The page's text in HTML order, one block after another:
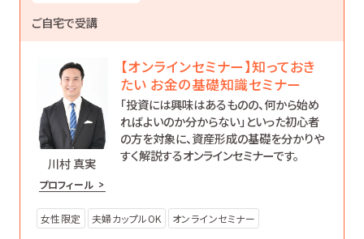
ご自宅で受講
川村 真実
プロフィール
【オンラインセミナー】知っておき
たい お金の基礎知識セミナー
「投資には興味はあるものの、何から始め
ればよいのか分からない」といった初心者
の方を対象に、資産形成の基礎を分かりや
すく解説するオンラインセミナーです。
女性限定 夫婦カップルOK オンラインセミナー